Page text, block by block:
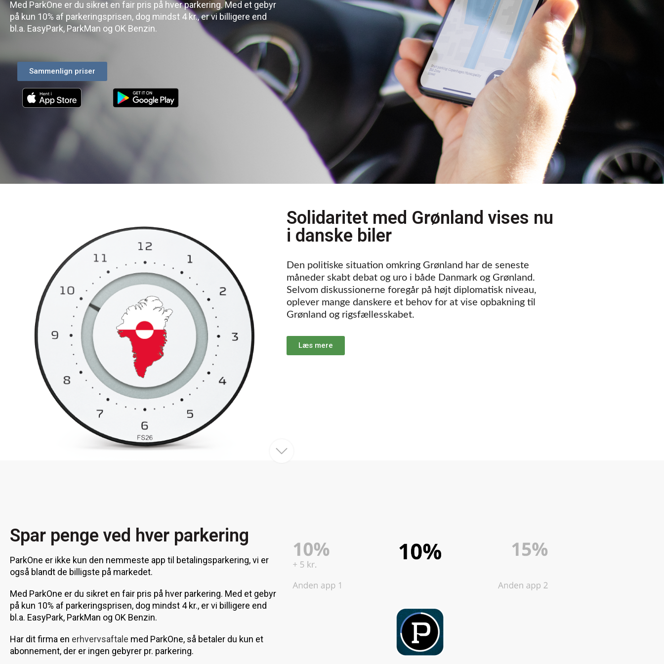
Med ParkOne er du sikret en fair pris på hver parkering. Med et gebyr
på kun 10% af parkeringsprisen, dog mindst 4 kr., er vi billigere end
bl.a. EasyPark, ParkMan og OK Benzin.
Sammenlign priser
Solidaritet med Grønland vises nu
i danske biler
Den politiske situation omkring Grønland har de seneste
måneder skabt debat og uro i både Danmark og Grønland.
Selvom diskussionerne foregår på højt diplomatisk niveau,
oplever mange danskere et behov for at vise opbakning til
Grønland og rigsfællesskabet.
Læs mere
Spar penge ved hver parkering
ParkOne er ikke kun den nemmeste app til betalingsparkering, vi er
også blandt de billigste på markedet.
Med ParkOne er du sikret en fair pris på hver parkering. Med et gebyr
på kun 10% af parkeringsprisen, dog mindst 4 kr., er vi billigere end
bl.a. EasyPark, ParkMan og OK Benzin.
Har dit firma en erhvervsaftale med ParkOne, så betaler du kun et
abonnement, der er ingen gebyrer pr. parkering.